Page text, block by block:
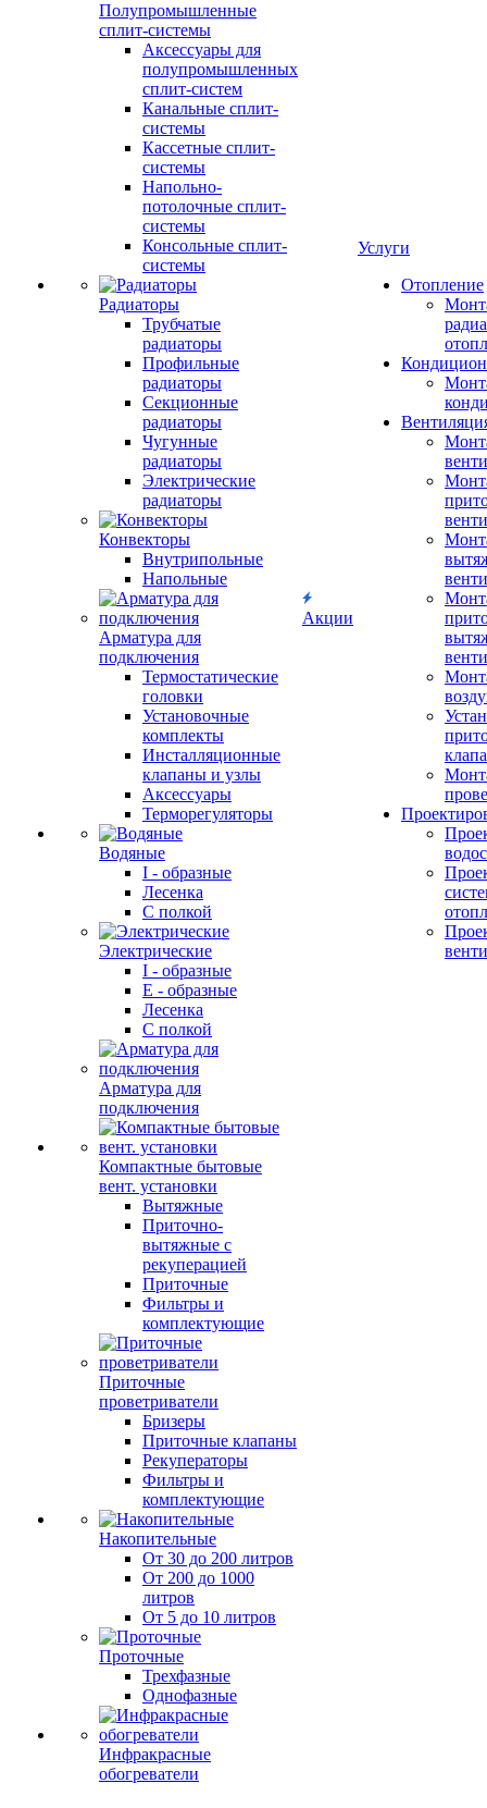
Полупромышленные
сплит-системы
Аксессуары для
полупромышленных
сплит-систем
Канальные сплит-
системы
Кассетные сплит-
системы
Напольно-
потолочные сплит-
системы
Консольные сплит-
системы
Радиаторы
Трубчатые
радиаторы
Профильные
радиаторы
Секционные
радиаторы
Чугунные
радиаторы
Электрические
радиаторы
Конвекторы
Внутрипольные
Напольные
Арматура для
подключения
Термостатические
головки
Установочные
комплекты
Инсталляционные
клапаны и узлы
Аксессуары
Терморегуляторы
Водяные
I - образные
Лесенка
С полкой
Электрические
I - образные
E - образные
Лесенка
С полкой
Арматура для
подключения
Компактные бытовые
вент. установки
Вытяжные
Приточно-
вытяжные с
рекуперацией
Приточные
Фильтры и
комплектующие
Приточные
проветриватели
Бризеры
Приточные клапаны
Рекуператоры
Фильтры и
комплектующие
Накопительные
От 30 до 200 литров
От 200 до 1000
литров
От 5 до 10 литров
Проточные
Трехфазные
Однофазные
Инфракрасные
обогреватели
Акции
Услуги
Отопление